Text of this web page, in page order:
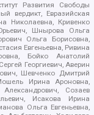
Развития Свободы
вердикт, Евразийская
Николаевна, Кривенко
Шнырова Ольга
Ольга Борисовна,
Евгеньевна, Ривина
Бойко Анатолий
Георгиевич, Аверин
Шевченко Дмитрий
Ирина Ароновна,
Созаев
Исакова Ирина
Ольга Евгеньевна,